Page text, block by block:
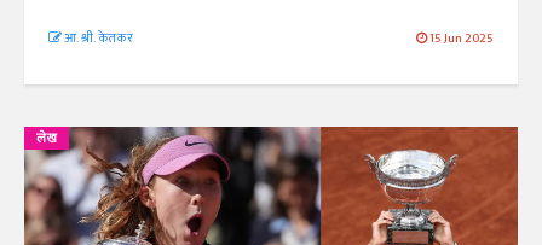
आ. श्री. केतकर 15 Jun 2025
लेख